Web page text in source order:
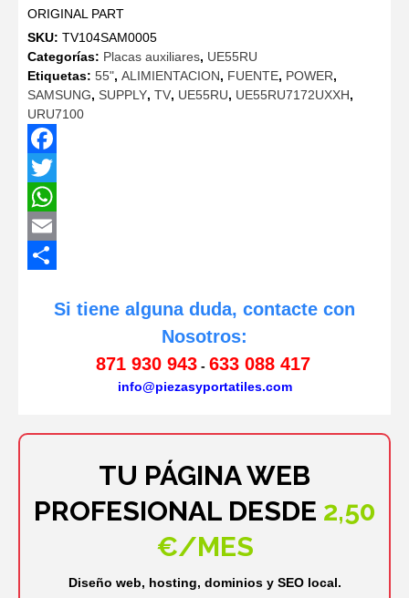
original
era:
39,60€.
es:
33,99€.
ORIGINAL PART
SKU: TV104SAM0005
Categorías: Placas auxiliares, UE55RU
Etiquetas: 55", ALIMIENTACION, FUENTE, POWER,
SAMSUNG, SUPPLY, TV, UE55RU, UE55RU7172UXXH,
URU7100
Facebook
Twitter
WhatsApp
Email
Si tiene alguna duda, contacte con
Nosotros:
871 930 943- 633 088 417
info@piezasyportatiles.com
TU PÁGINA WEB
PROFESIONAL DESDE 2,50
€/MES
Diseño web, hosting, dominios y SEO local.